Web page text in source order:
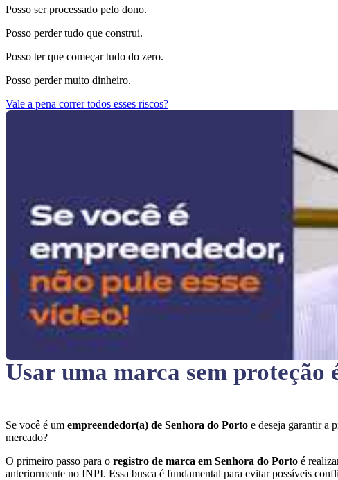
Posso ser processado pelo dono.
Posso perder tudo que construi.
Posso ter que começar tudo do zero.
Posso perder muito dinheiro.
Vale a pena correr todos esses riscos?
Usar uma marca sem proteção
Se você é um empreendedor(a) de Senhora do Porto e deseja garantir a
mercado?
O primeiro passo para o registro de marca em Senhora do Porto é
anteriormente no INPI. Essa busca é fundamental para evitar possíveis